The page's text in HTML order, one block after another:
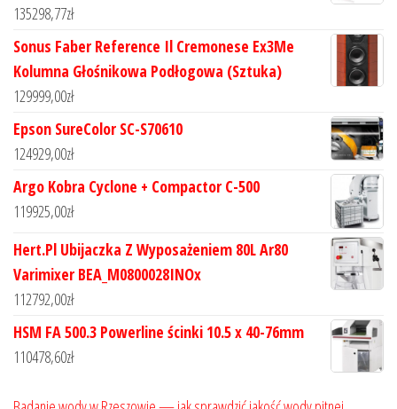
135298,77zł
Sonus Faber Reference Il Cremonese Ex3Me
Kolumna Głośnikowa Podłogowa (Sztuka)
129999,00zł
Epson SureColor SC-S70610
124929,00zł
Argo Kobra Cyclone + Compactor C-500
119925,00zł
Hert.Pl Ubijaczka Z Wyposażeniem 80L Ar80
Varimixer BEA_M0800028INOx
112792,00zł
HSM FA 500.3 Powerline ścinki 10.5 x 40-76mm
110478,60zł